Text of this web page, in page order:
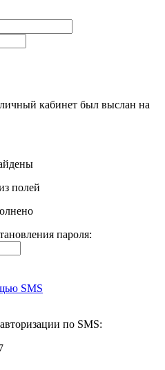
кабинет был выслан на
полей
пароля:
SMS
по SMS: